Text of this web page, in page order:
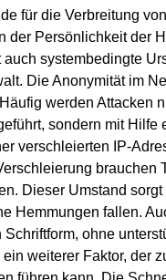
für die Verbreitung
der Persönlichkeit der
auch systembedingte
Die Anonymität im
werden Attacken
sondern mit Hilfe
verschleierten IP-
brauchen
Dieser Umstand sorgt
Hemmungen fallen.
Schriftform, ohne
weiterer Faktor, der